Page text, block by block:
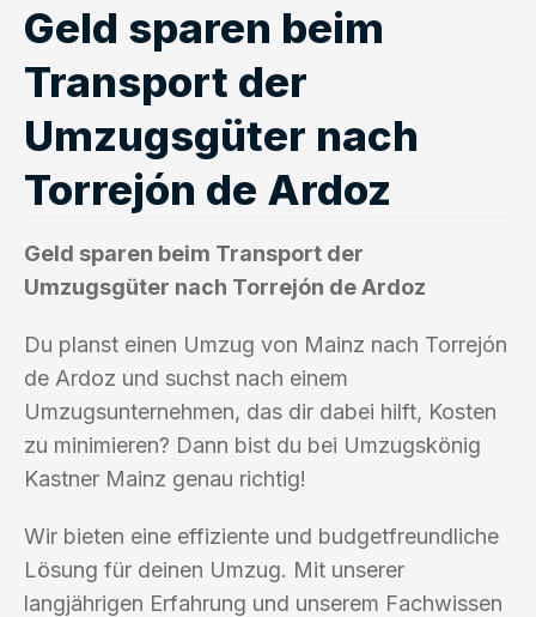
Geld sparen beim
Transport der
Umzugsgüter nach
Torrejón de Ardoz
Geld sparen beim Transport der
Umzugsgüter nach Torrejón de Ardoz
Du planst einen Umzug von Mainz nach Torrejón
de Ardoz und suchst nach einem
Umzugsunternehmen, das dir dabei hilft, Kosten
zu minimieren? Dann bist du bei Umzugskönig
Kastner Mainz genau richtig!
Wir bieten eine effiziente und budgetfreundliche
Lösung für deinen Umzug. Mit unserer
langjährigen Erfahrung und unserem Fachwissen